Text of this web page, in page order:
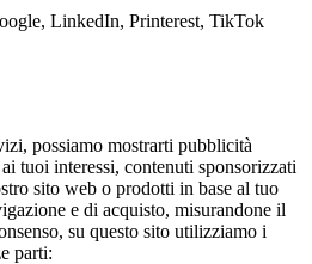
LinkedIn, Printerest, TikTok
possiamo mostrarti pubblicità
tuoi interessi, contenuti sponsorizzati
sito web o prodotti in base al tuo
e di acquisto, misurandone il
su questo sito utilizziamo i
parti: